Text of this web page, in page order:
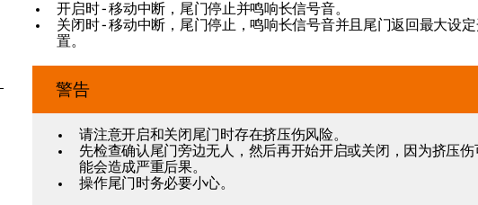
开启时 - 移动中断，尾门停止并鸣响长信号音。
关闭时 - 移动中断，尾门停止，鸣响长信号音并且尾门返回最大设
置。
警告
请注意开启和关闭尾门时存在挤压伤风险。
先检查确认尾门旁边无人，然后再开始开启或关闭，因为挤压伤
能会造成严重后果。
操作尾门时务必要小心。